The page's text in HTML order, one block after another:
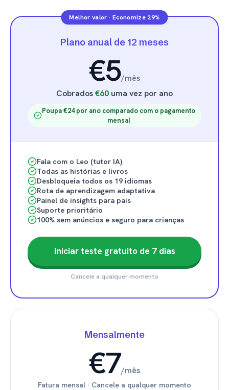
Melhor valor · Economize 29%
Plano anual de 12 meses
€5/mês
Cobrados€60 uma vez por ano
Poupa €24 por ano comparado com o pagamento
mensal
Fala com o Leo (tutor IA)
Todas as histórias e livros
Desbloqueia todos os 19 idiomas
Rota de aprendizagem adaptativa
Painel de insights para pais
Suporte prioritário
100% sem anúncios e seguro para crianças
Iniciar teste gratuito de 7 dias
Cancele a qualquer momento
Mensalmente
€7/mês
Fatura mensal · Cancele a qualquer momento